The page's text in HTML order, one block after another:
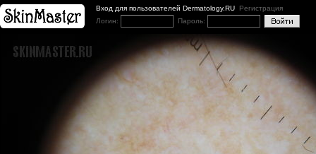
Вход для пользователей Dermatology.RU Регистрация
Логин:
Пароль: